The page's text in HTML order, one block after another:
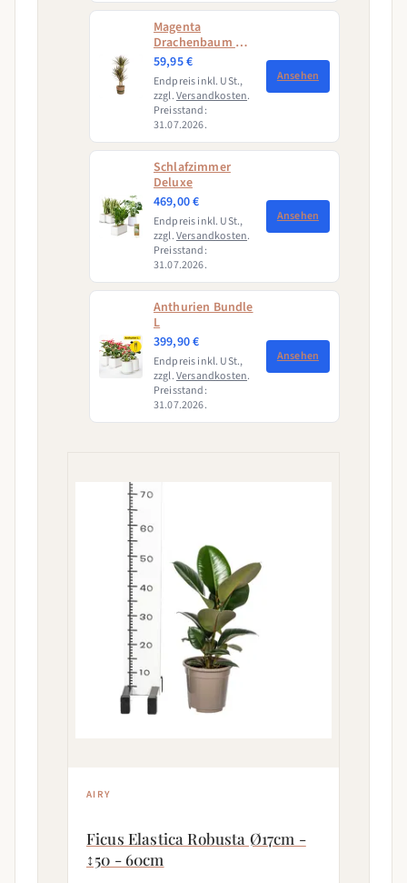
Magenta
Drachenbaum mit
Korb (Dracaena
Marginata
Magenta)
59,95 €
Endpreis inkl. USt.,
zzgl.Versandkosten.
Preisstand:
31.07.2026.
Ansehen
Schlafzimmer
Deluxe
469,00 €
Endpreis inkl. USt.,
zzgl.Versandkosten.
Preisstand:
31.07.2026.
Ansehen
Anthurien Bundle
L
399,90 €
Endpreis inkl. USt.,
zzgl.Versandkosten.
Preisstand:
31.07.2026.
Ansehen
AIRY
Ficus Elastica Robusta Ø17cm -
↕50 - 60cm